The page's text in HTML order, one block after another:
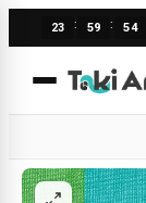
23 : 59 : 53